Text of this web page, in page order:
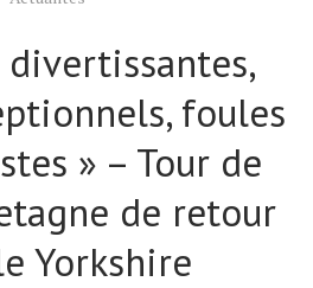
divertissantes,
foules
» – Tour de
de retour
Yorkshire